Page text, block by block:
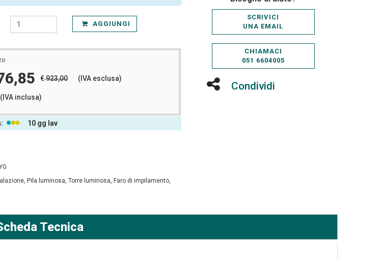
AGGIUNGI
€923,00 (IVA esclusa)
(IVA inclusa)
10 gg lav
Pila luminosa, Torre luminosa, Faro di impilamento,
SCRIVICI
UNA EMAIL
CHIAMACI
051 6604005
Condividi
Tecnica